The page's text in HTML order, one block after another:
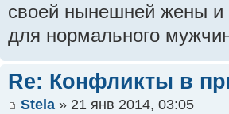
своей нынешней жены и
для нормального
Re: Конфликты в
Stela » 21 янв 2014, 03:05